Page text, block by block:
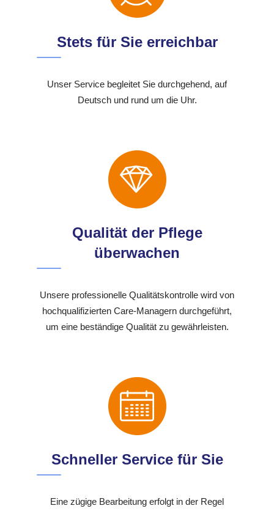
Stets für Sie erreichbar
Unser Service begleitet Sie durchgehend, auf
Deutsch und rund um die Uhr.
Qualität der Pflege
überwachen
Unsere professionelle Qualitätskontrolle wird von
hochqualifizierten Care-Managern durchgeführt,
um eine beständige Qualität zu gewährleisten.
Schneller Service für Sie
Eine zügige Bearbeitung erfolgt in der Regel